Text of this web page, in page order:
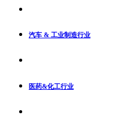
汽车 & 工业制造行业
医药&化工行业